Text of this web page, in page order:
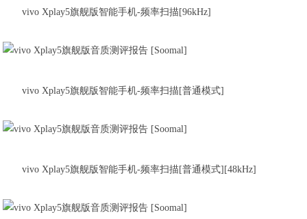
vivo Xplay5旗舰版智能手机-频率扫描[96kHz]
vivo Xplay5旗舰版智能手机-频率扫描[普通模式]
vivo Xplay5旗舰版智能手机-频率扫描[普通模式][48kHz]